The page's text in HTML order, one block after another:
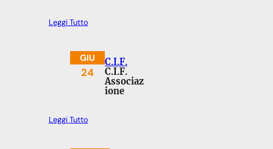
Leggi Tutto
GIU
24
C.I.F.
C.I.F.
Associaz
ione
Leggi Tutto